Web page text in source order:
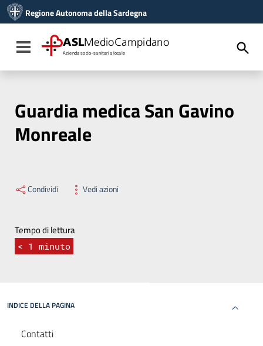
Vai al menu di navigazione
Vai al footer
Regione Autonoma della Sardegna
Toggle navigation
ASLMedioCampidano
Azienda socio-sanitaria locale
Guardia medica San Gavino
Monreale
Condividi Vedi azioni
Tempo di lettura
< 1 minuto
INDICE DELLA PAGINA
Contatti